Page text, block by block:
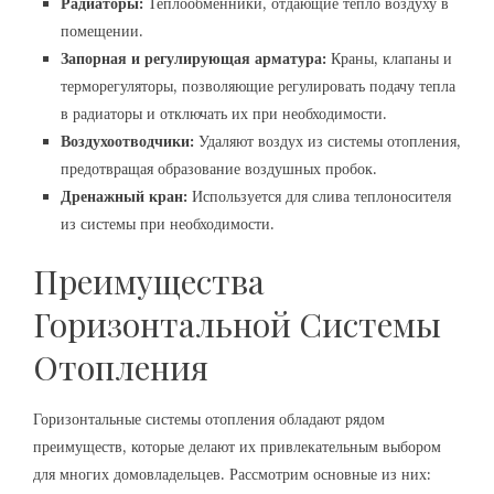
помещении.
Запорная и регулирующая арматура: Краны, клапаны и
терморегуляторы, позволяющие регулировать подачу тепла
в радиаторы и отключать их при необходимости.
Воздухоотводчики: Удаляют воздух из системы отопления,
предотвращая образование воздушных пробок.
Дренажный кран: Используется для слива теплоносителя
из системы при необходимости.
Преимущества
Горизонтальной Системы
Отопления
Горизонтальные системы отопления обладают рядом
преимуществ, которые делают их привлекательным выбором
для многих домовладельцев. Рассмотрим основные из них: